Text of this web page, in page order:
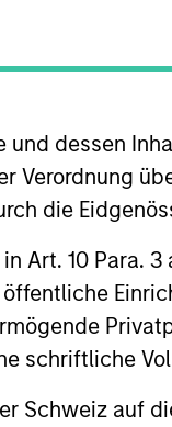
und dessen
Verordnung
die
Art. 10 Para.
schriftliche
Schweiz auf
First
is a tech
over
Quality
comprehensive,
It’s the only
excellence